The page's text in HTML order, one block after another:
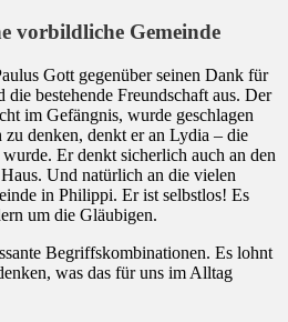
vorbildliche Gemeinde
Gott gegenüber seinen Dank für
bestehende Freundschaft aus. Der
im Gefängnis, wurde geschlagen
zu denken, denkt er an Lydia – die
Er denkt sicherlich auch an den
Und natürlich an die vielen
in Philippi. Er ist selbstlos! Es
um die Gläubigen.
Begriffskombinationen. Es lohnt
was das für uns im Alltag